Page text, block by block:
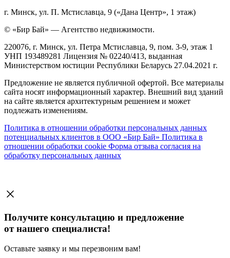
г. Минск, ул. П. Мстиславца, 9 («Дана Центр», 1 этаж)
© «Бир Бай» — Агентство недвижимости.
220076, г. Минск, ул. Петра Мстиславца, 9, пом. 3-9, этаж 1
УНП 193489281 Лицензия № 02240/413, выданная
Министерством юстиции Республики Беларусь 27.04.2021 г.
Предложение не является публичной офертой. Все материалы
сайта носят информационный характер. Внешний вид зданий
на сайте является архитектурным решением и может
подлежать изменениям.
Политика в отношении обработки персональных данных
потенциальных клиентов в ООО «Бир Бай» Политика в
отношении обработки cookie Форма отзыва согласия на
обработку персональных данных
Получите консультацию и предложение
от нашего специалиста!
Оставьте заявку и мы перезвоним вам!